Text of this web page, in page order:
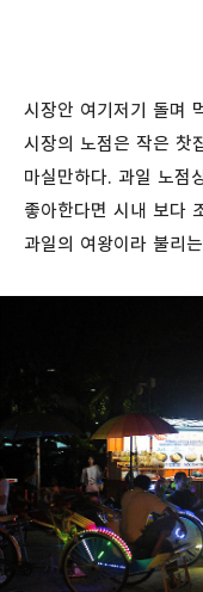
시장안 여기저기 돌며
시장의 노점은 작은 찻
마실만하다. 과일 노점
좋아한다면 시내 보다
과일의 여왕이라 불리